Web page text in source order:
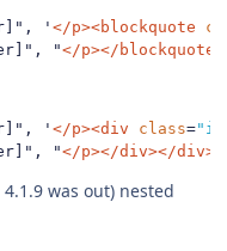
' </p><blockquote
"</p></
' </p><div class=
"</p></div></
was out) nested